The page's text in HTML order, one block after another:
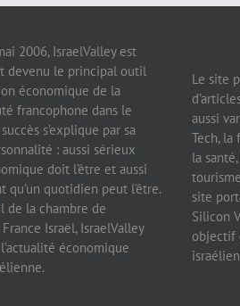
2006, IsraelValley est
devenu le principal outil
économique de la
francophone dans le
s’explique par sa
: aussi sérieux
doit l’être et aussi
qu’un quotidien peut l’être.
de la chambre de
Israël, IsraelValley
économique
Le site
aussi
Tech, la
la
site
Silicon
objectif